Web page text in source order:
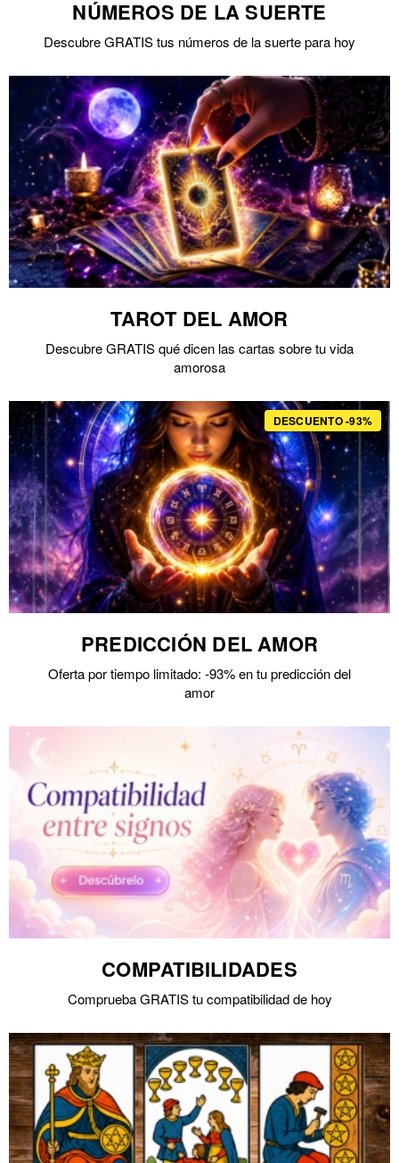
NÚMEROS DE LA SUERTE
Descubre GRATIS tus números de la suerte para hoy
TAROT DEL AMOR
Descubre GRATIS qué dicen las cartas sobre tu vida
amorosa
DESCUENTO -93%
PREDICCIÓN DEL AMOR
Oferta por tiempo limitado: -93% en tu predicción del
amor
COMPATIBILIDADES
Comprueba GRATIS tu compatibilidad de hoy